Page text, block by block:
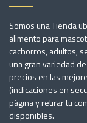
Somos una Tienda
alimento para
cachorros, adultos,
una gran variedad
precios en las
(indicaciones en
página y retirar tu
disponibles.